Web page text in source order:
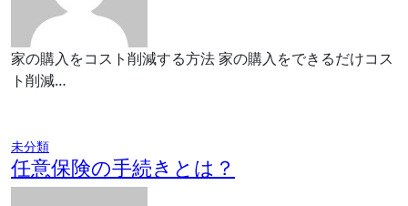
家の購入をコスト削減する方法 家の購入をできるだけコス
ト削減…
未分類
任意保険の手続きとは？